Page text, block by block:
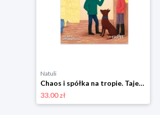
Natuli
Chaos i spółka na tropie. Tajemnica zaginionego konia Filia
33.00 zł